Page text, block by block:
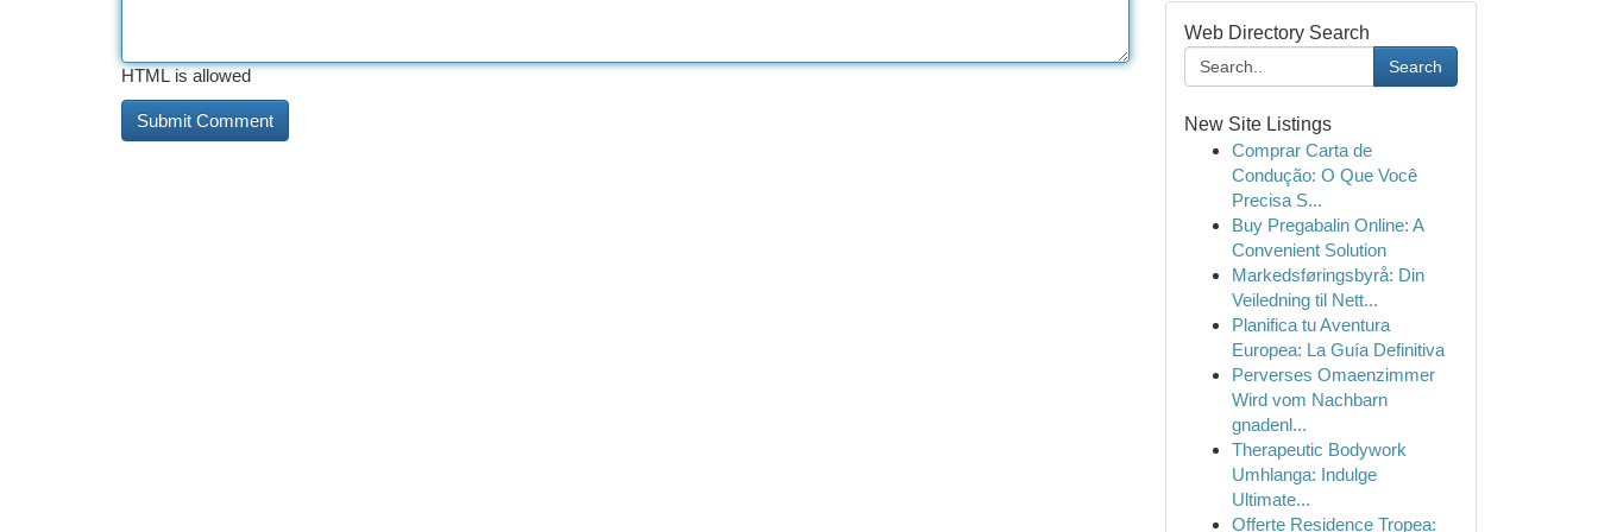
HTML is allowed
Web Directory Search
Search
New Site Listings
Comprar Carta de
Condução: O Que Você
Precisa S...
Buy Pregabalin Online: A
Convenient Solution
Markedsføringsbyrå: Din
Veiledning til Nett...
Planifica tu Aventura
Europea: La Guía Definitiva
Perverses Omaenzimmer
Wird vom Nachbarn
gnadenl...
Therapeutic Bodywork
Umhlanga: Indulge
Ultimate...
Offerte Residence Tropea: